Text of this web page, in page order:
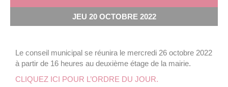
JEU 20 OCTOBRE 2022
Le conseil municipal se réunira le mercredi 26 octobre 2022
à partir de 16 heures au deuxième étage de la mairie.
CLIQUEZ ICI POUR L’ORDRE DU JOUR.